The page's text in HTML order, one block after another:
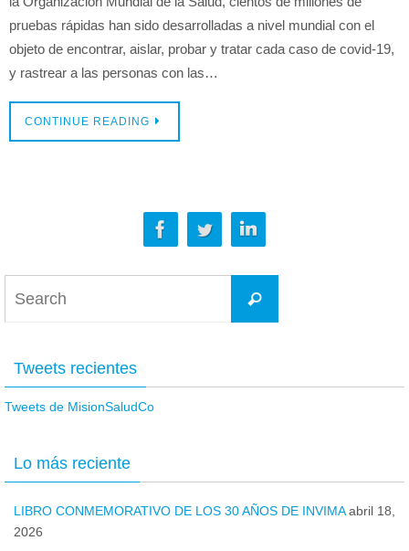
pruebas rápidas han sido desarrolladas a nivel mundial con el
objeto de encontrar, aislar, probar y tratar cada caso de covid-19,
y rastrear a las personas con las…
CONTINUE READING
Tweets recientes
Tweets de MisionSaludCo
Lo más reciente
LIBRO CONMEMORATIVO DE LOS 30 AÑOS DE INVIMA abril 18,
2026